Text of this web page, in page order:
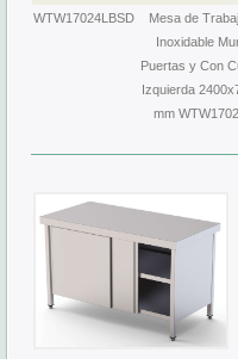
WTW17024LBSD
Mesa de
Inoxidable
Puertas y Con
Izquierda
mm